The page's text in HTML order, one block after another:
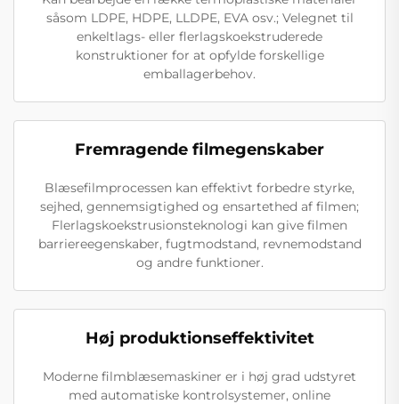
såsom LDPE, HDPE, LLDPE, EVA osv.; Velegnet til
enkeltlags- eller flerlagskoekstruderede
konstruktioner for at opfylde forskellige
emballagerbehov.
Fremragende filmegenskaber
Blæsefilmprocessen kan effektivt forbedre styrke,
sejhed, gennemsigtighed og ensartethed af filmen;
Flerlagskoekstrusionsteknologi kan give filmen
barriereegenskaber, fugtmodstand, revnemodstand
og andre funktioner.
Høj produktionseffektivitet
Moderne filmblæsemaskiner er i høj grad udstyret
med automatiske kontrolsystemer, online